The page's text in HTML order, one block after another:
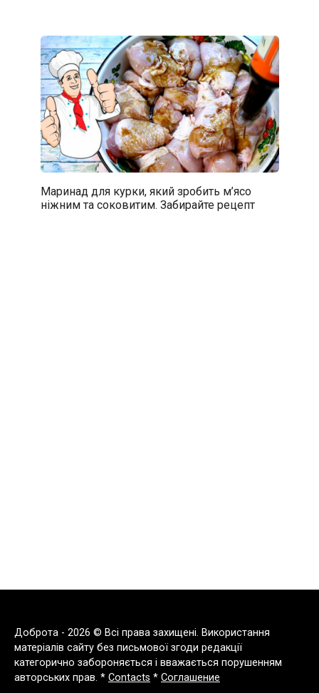
Маринад для курки, який зробить м’ясо
ніжним та соковитим. Забирайте рецепт
Доброта - 2026 © Всі права захищені. Використання
матеріалів сайту без письмової згоди редакції
категорично забороняється і вважається порушенням
авторських прав. * Contacts * Соглашение